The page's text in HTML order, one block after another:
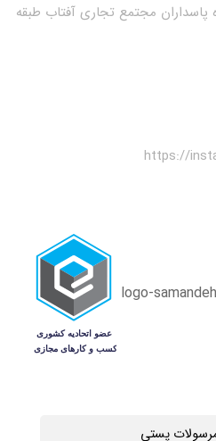
پاسداران مجتمع تجاری آفتاب طبقه
https://
پستی